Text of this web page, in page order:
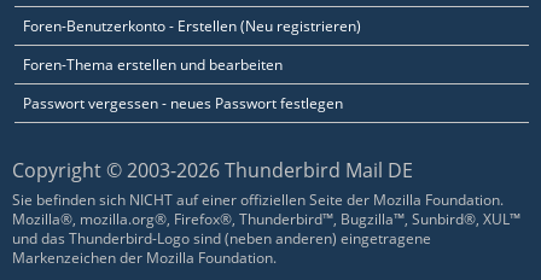
Foren-Benutzerkonto - Erstellen (Neu registrieren)
Foren-Thema erstellen und bearbeiten
Passwort vergessen - neues Passwort festlegen
Copyright © 2003-2026 Thunderbird Mail DE
Sie befinden sich NICHT auf einer offiziellen Seite der Mozilla Foundation.
Mozilla®, mozilla.org®, Firefox®, Thunderbird™, Bugzilla™, Sunbird®, XUL™
und das Thunderbird-Logo sind (neben anderen) eingetragene
Markenzeichen der Mozilla Foundation.